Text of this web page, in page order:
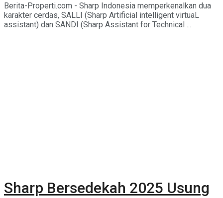
Berita-Properti.com - Sharp Indonesia memperkenalkan dua
karakter cerdas, SALLI (Sharp Artificial intelligent virtuaL
assistant) dan SANDI (Sharp Assistant for Technical ...
Sharp Bersedekah 2025 Usung